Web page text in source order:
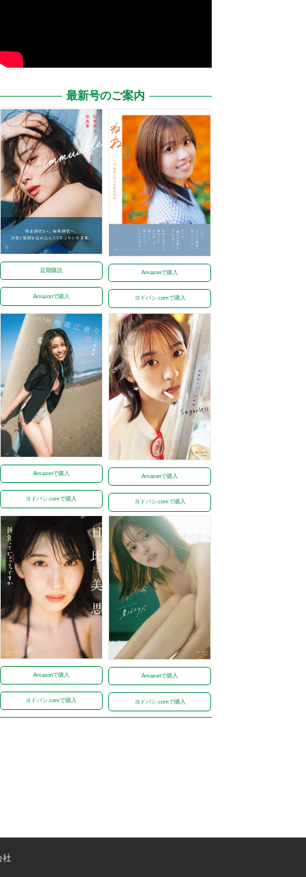
最新号のご案内
定期購読
Amazonで購入
Amazonで購入
ヨドバシ.comで購入
Amazonで購入
ヨドバシ.comで購入
Amazonで購入
ヨドバシ.comで購入
Amazonで購入
ヨドバシ.comで購入
Amazonで購入
ヨドバシ.comで購入
社